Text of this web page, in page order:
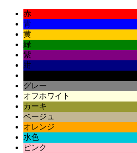
赤
青
黄
緑
紫
紺
グレー
オフホワイト
カーキ
ベージュ
オレンジ
水色
ピンク